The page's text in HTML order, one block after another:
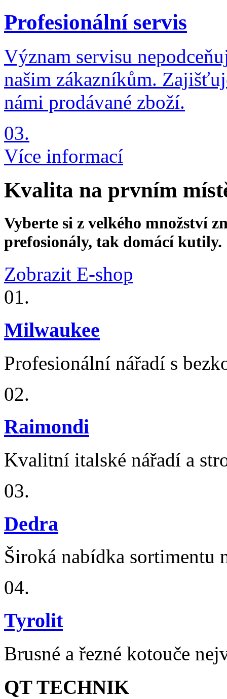
Profesionální servis
Význam servisu
našim zákazníkům.
námi prodávané zboží.
03.
Více informací
Kvalita na prvním
Vyberte si z velkého množství
prefosionály, tak domácí kutily.
Zobrazit E-shop
01.
Milwaukee
Profesionální nářadí s
02.
Raimondi
Kvalitní italské nářadí a
03.
Dedra
Široká nabídka sortimentu
04.
Tyrolit
Brusné a řezné kotouče
QT TECHNIK